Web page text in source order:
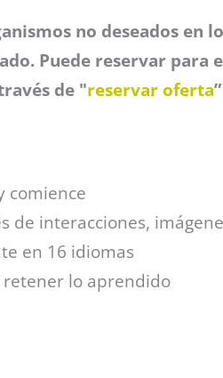
no deseados en
Puede reservar para
de "reservar oferta
comience
de interacciones,
en 16 idiomas
retener lo aprendido